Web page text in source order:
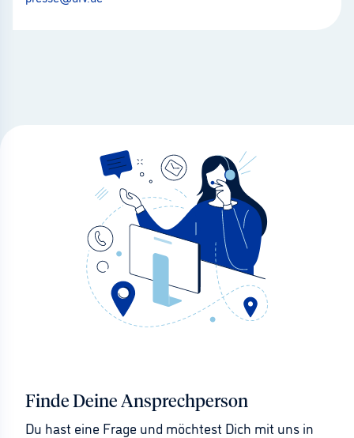
Finde Deine Ansprechperson
Du hast eine Frage und möchtest Dich mit uns in